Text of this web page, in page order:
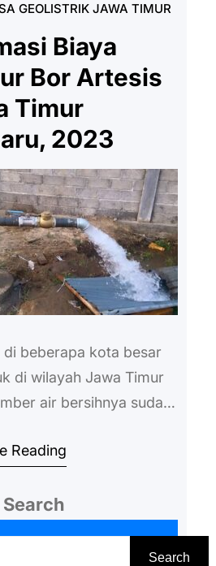
GEOLISTRIK JAWA TIMUR
Biaya
Bor Artesis
Timur
2023
di beberapa kota besar
di wilayah Jawa Timur
air bersihnya sudah
sumur bor untuk
sumur bor ini
Kira-kira berapa biaya
Reading
Search
Search